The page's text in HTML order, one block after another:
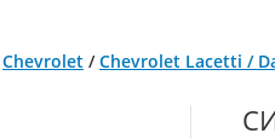
Chevrolet /Chevrolet Lacetti /